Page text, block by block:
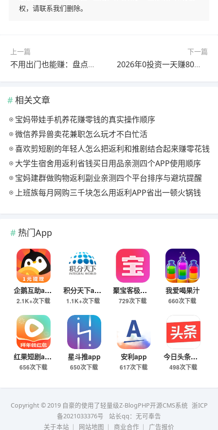
权，请联系我们删除。
上一篇
不用出门也能赚：盘点热门的居家任务赚钱平台
下一篇
2026年0投资一天赚80的软件，这些app都能轻松实现
相关文章
宝妈带娃手机养花赚零钱的真实操作顺序
微信养异兽卖花兼职怎么玩才不白忙活
喜欢剪短剧的年轻人怎么把返利和推剧结合起来赚零花钱
大学生宿舍用返利省钱买日用品亲测四个APP使用顺序
宝妈建群做购物返利副业亲测四个平台排序与避坑提醒
上班族每月网购三千块怎么用返利APP省出一顿火锅钱
热门App
企鹅互助app
2.1K+次下载
积分天下app
1.1K+次下载
聚宝客极速版
729次下载
我爱喝果汁
660次下载
红果短剧app
656次下载
星斗推app
650次下载
安利app
617次下载
今日头条极速版下载
498次下载
Copyright © 2019 自豪的使用了轻量级Z-BlogPHP开源CMS系统 浙ICP
备2021033376号
站长qq：无可奉告
关于本站 | 网站地图 | 商业合作 | 广告报价